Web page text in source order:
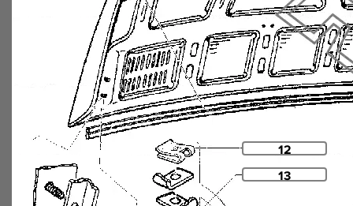
12
13